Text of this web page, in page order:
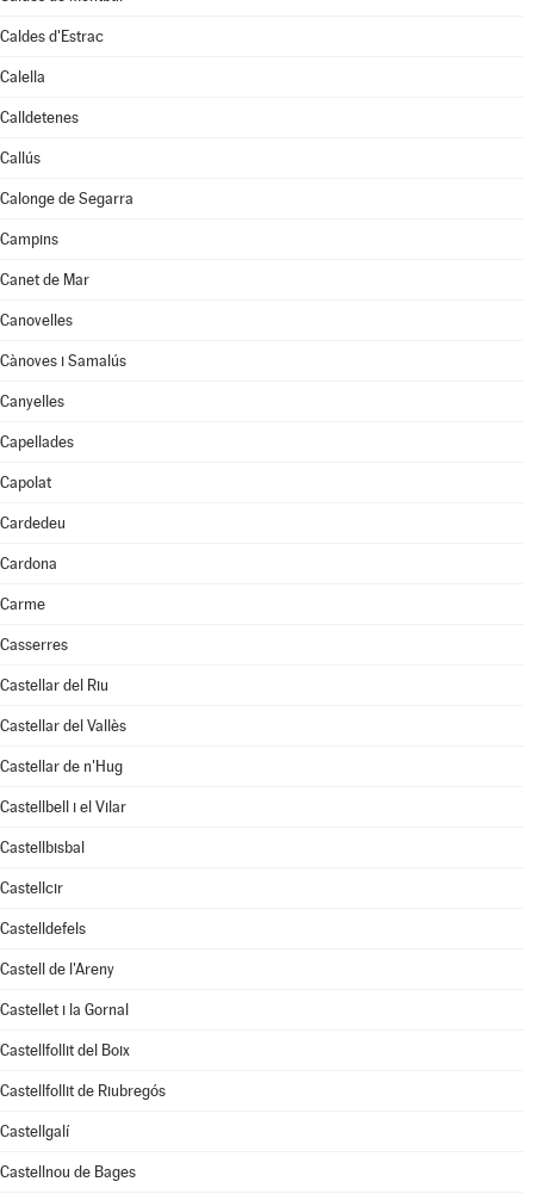
Caldes d'Estrac
Calella
Calldetenes
Callús
Calonge de Segarra
Campins
Canet de Mar
Canovelles
Cànoves i Samalús
Canyelles
Capellades
Capolat
Cardedeu
Cardona
Carme
Casserres
Castellar del Riu
Castellar del Vallès
Castellar de n'Hug
Castellbell i el Vilar
Castellbisbal
Castellcir
Castelldefels
Castell de l'Areny
Castellet i la Gornal
Castellfollit del Boix
Castellfollit de Riubregós
Castellgalí
Castellnou de Bages